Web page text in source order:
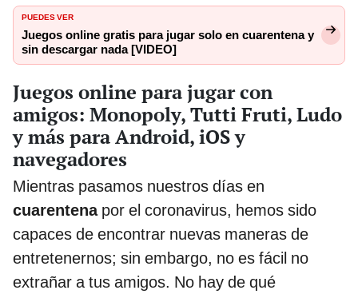
PUEDES VER
Juegos online gratis para jugar solo en cuarentena y
sin descargar nada [VIDEO]
Juegos online para jugar con
amigos: Monopoly, Tutti Fruti, Ludo
y más para Android, iOS y
navegadores
Mientras pasamos nuestros días en
cuarentena por el coronavirus, hemos sido
capaces de encontrar nuevas maneras de
entretenernos; sin embargo, no es fácil no
extrañar a tus amigos. No hay de qué